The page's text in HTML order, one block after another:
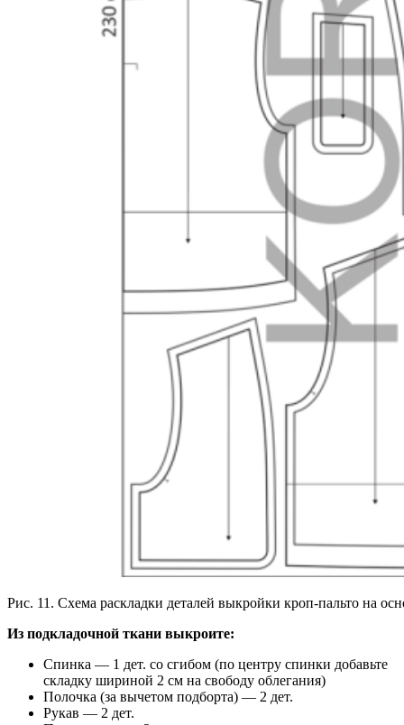
Рис. 11. Схема раскладки деталей выкройки кроп-пальто на
Из подкладочной ткани выкроите:
Спинка — 1 дет. со сгибом (по центру спинки добавьте
складку шириной 2 см на свободу облегания)
Полочка (за вычетом подборта) — 2 дет.
Рукав — 2 дет.